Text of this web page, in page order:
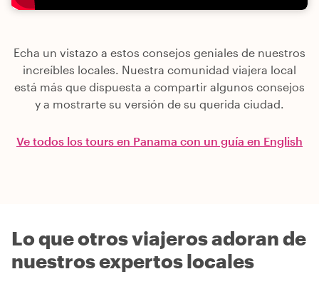
Echa un vistazo a estos consejos geniales de nuestros
increíbles locales. Nuestra comunidad viajera local
está más que dispuesta a compartir algunos consejos
y a mostrarte su versión de su querida ciudad.
Ve todos los tours en Panama con un guía en English
Lo que otros viajeros adoran de
nuestros expertos locales